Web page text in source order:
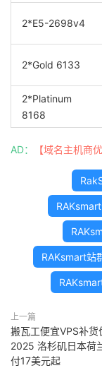
2*E5-2698v4
2*Gold 6133
2*Platinum
8168
AD： 【域名主机商
RAKsmart站
上一篇
搬瓦工便宜VPS补货
2025 洛杉矶日本荷
付17美元起